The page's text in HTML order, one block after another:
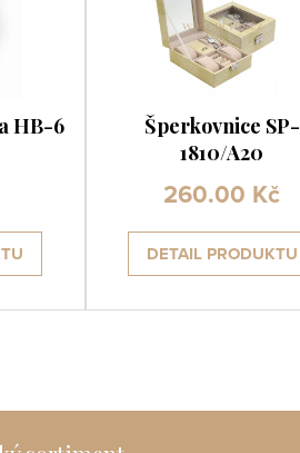
HB-6
Šperkovnice SP-
1810/A20
260.00 Kč
DETAIL PRODUKTU